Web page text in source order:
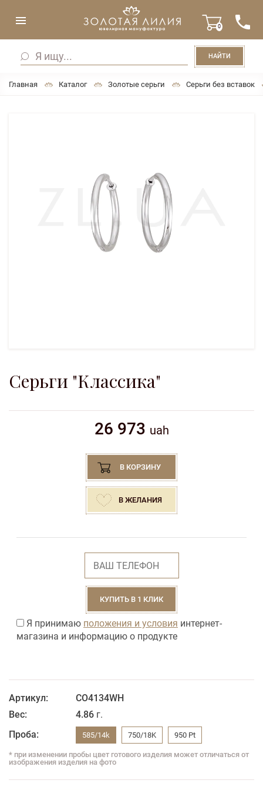
0
НАЙТИ
Главная Каталог Золотые серьги Серьги без вставок
Серьги "Классика"
26 973 uah
В КОРЗИНУ
В ЖЕЛАНИЯ
КУПИТЬ В 1 КЛИК
Я принимаю положения и условия интернет-
магазина и информацию о продукте
Артикул:
CO4134WH
Вес:
4.86 г.
Проба:
585/14k 750/18K 950 Pt
* при изменении пробы цвет готового изделия может отличаться от
изображения изделия на фото